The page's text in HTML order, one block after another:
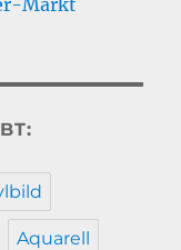
Aquarell